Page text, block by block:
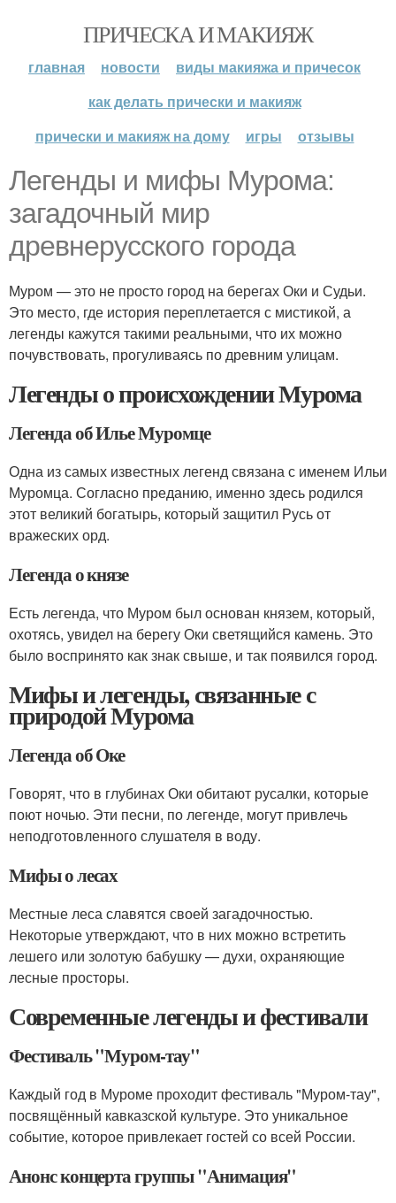
ПРИЧЕСКА И МАКИЯЖ
главная новости
виды макияжа и причесок
как делать прически и макияж
прически и макияж на дому
игры отзывы
Легенды и мифы Мурома:
загадочный мир
древнерусского города
Муром — это не просто город на берегах Оки и Судьи.
Это место, где история переплетается с мистикой, а
легенды кажутся такими реальными, что их можно
почувствовать, прогуливаясь по древним улицам.
Легенды о происхождении Мурома
Легенда об Илье Муромце
Одна из самых известных легенд связана с именем Ильи
Муромца. Согласно преданию, именно здесь родился
этот великий богатырь, который защитил Русь от
вражеских орд.
Легенда о князе
Есть легенда, что Муром был основан князем, который,
охотясь, увидел на берегу Оки светящийся камень. Это
было воспринято как знак свыше, и так появился город.
Мифы и легенды, связанные с
природой Мурома
Легенда об Оке
Говорят, что в глубинах Оки обитают русалки, которые
поют ночью. Эти песни, по легенде, могут привлечь
неподготовленного слушателя в воду.
Мифы о лесах
Местные леса славятся своей загадочностью.
Некоторые утверждают, что в них можно встретить
лешего или золотую бабушку — духи, охраняющие
лесные просторы.
Современные легенды и фестивали
Фестиваль "Муром-тау"
Каждый год в Муроме проходит фестиваль "Муром-тау",
посвящённый кавказской культуре. Это уникальное
событие, которое привлекает гостей со всей России.
Анонс концерта группы "Анимация"